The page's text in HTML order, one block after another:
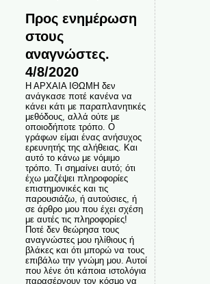
Προς ενημέρωση
στους
αναγνώστες.
4/8/2020
Η ΑΡΧΑΙΑ ΙΘΩΜΗ δεν
ανάγκασε ποτέ κανένα να
κάνει κάτι με παραπλανητικές
μεθόδους, αλλά ούτε με
οποιοδήποτε τρόπο. Ο
γράφων είμαι ένας ανήσυχος
ερευνητής της αλήθειας. Και
αυτό το κάνω με νόμιμο
τρόπο. Τι σημαίνει αυτό; ότι
έχω μαζέψει πληροφορίες
επιστημονικές και τις
παρουσιάζω, ή αυτούσιες, ή
σε άρθρο μου που έχει σχέση
με αυτές τις πληροφορίες!
Ποτέ δεν θεώρησα τους
αναγνώστες μου ηλίθιους ή
βλάκες και ότι μπορώ να τους
επιβάλω την γνώμη μου. Αυτοί
που λένε ότι κάποια ιστολόγια
παρασέρνουν τον κόσμο να